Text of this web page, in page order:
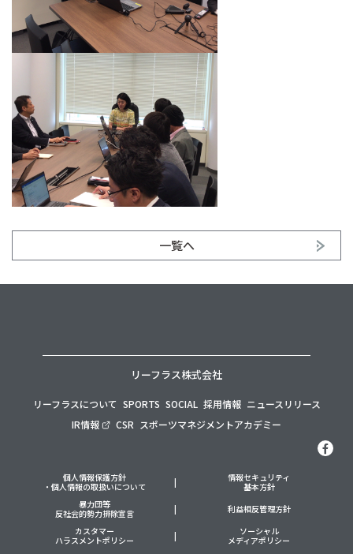
一覧へ
リーフラス株式会社
リーフラスについて SPORTS SOCIAL 採用情報 ニュースリリース
IR情報
CSR スポーツマネジメントアカデミー
個人情報保護方針
・個人情報の取扱いについて
情報セキュリティ
基本方針
暴力団等
反社会的勢力排除宣言
利益相反管理方針
カスタマー
ハラスメントポリシー
ソーシャル
メディアポリシー